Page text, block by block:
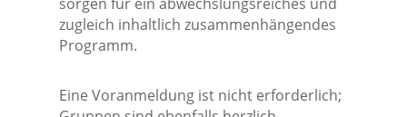
sorgen für ein abwechslungsreiches und
zugleich inhaltlich zusammenhängendes
Programm.
Eine Voranmeldung ist nicht erforderlich;